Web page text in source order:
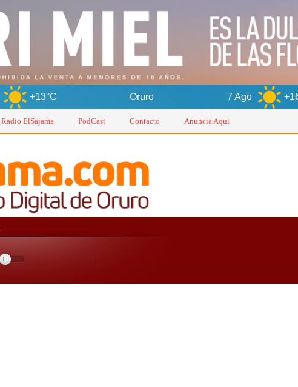
+16°C 8
ElSajama PodCast Contacto Anuncia Aqui